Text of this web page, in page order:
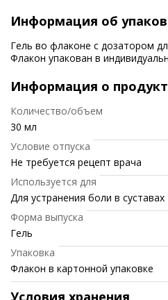
Информация об
Гель во флаконе с дозатором
Флакон упакован в
Информация о
Количество/объем
30 мл
Условие отпуска
Не требуется рецепт врача
Используется для
Для устранения боли в суставах
Форма выпуска
Гель
Упаковка
Флакон в картонной упаковке
Условия хранения